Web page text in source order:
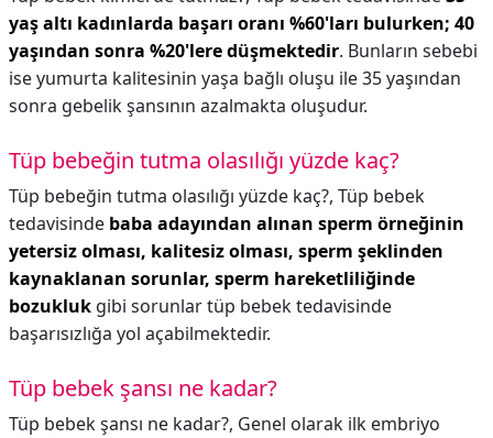
yaş altı kadınlarda başarı oranı %60'ları bulurken; 40
yaşından sonra %20'lere düşmektedir. Bunların sebebi
ise yumurta kalitesinin yaşa bağlı oluşu ile 35 yaşından
sonra gebelik şansının azalmakta oluşudur.
Tüp bebeğin tutma olasılığı yüzde kaç?
Tüp bebeğin tutma olasılığı yüzde kaç?, Tüp bebek
tedavisinde baba adayından alınan sperm örneğinin
yetersiz olması, kalitesiz olması, sperm şeklinden
kaynaklanan sorunlar, sperm hareketliliğinde
bozukluk gibi sorunlar tüp bebek tedavisinde
başarısızlığa yol açabilmektedir.
Tüp bebek şansı ne kadar?
Tüp bebek şansı ne kadar?, Genel olarak ilk embriyo